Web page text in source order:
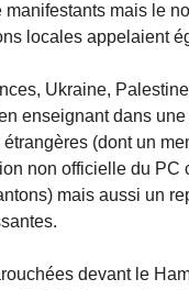
mais le
locales appelaient
Ukraine,
enseignant dans
(dont un
non officielle du
mais aussi un
devant le